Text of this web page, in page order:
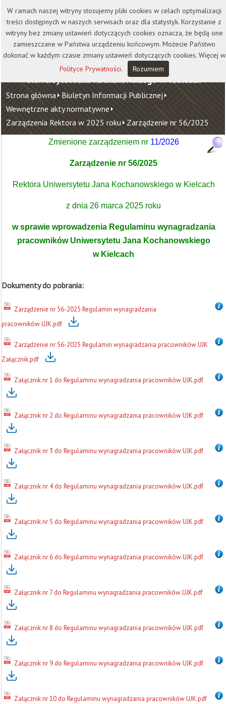
Kontakt Biblioteka
Wydawnictwo
Wirtualna Uczelnia
Uniwersytet Jana Kochanowskiego w Kielcach
Strona główna Biuletyn Informacji Publicznej
Wewnętrzne akty normatywne
Zarządzenia Rektora w 2025 roku Zarządzenie nr 56/2025
Zmienione zarządzeniem nr 11/2026
Zarządzenie nr 56/2025
Rektora Uniwersytetu Jana Kochanowskiego w Kielcach
z dnia 26 marca 2025 roku
w sprawie wprowadzenia Regulaminu wynagradzania
pracowników Uniwersytetu Jana Kochanowskiego
w Kielcach
Dokumenty do pobrania:
Zarządzenie nr 56-2025 Regulamin wynagradzania
pracowników UJK.pdf
Zarządzenie nr 56-2025 Regulamin wynagradzania pracowników UJK
Załącznik.pdf
Załącznik nr 1 do Regulaminu wynagradzania pracowników UJK.pdf
Załącznik nr 2 do Regulaminu wynagradzania pracowników UJK.pdf
Załącznik nr 3 do Regulaminu wynagradzania pracowników UJK.pdf
Załącznik nr 4 do Regulaminu wynagradzania pracowników UJK.pdf
Załącznik nr 5 do Regulaminu wynagradzania pracowników UJK.pdf
Załącznik nr 6 do Regulaminu wynagradzania pracowników UJK.pdf
Załącznik nr 7 do Regulaminu wynagradzania pracowników UJK.pdf
Załącznik nr 8 do Regulaminu wynagradzania pracowników UJK.pdf
Załącznik nr 9 do Regulaminu wynagradzania pracowników UJK.pdf
Załącznik nr 10 do Regulaminu wynagradzania pracowników UJK.pdf
W ramach naszej witryny stosujemy pliki cookies w celach optymalizacji
treści dostępnych w naszych serwisach oraz dla statystyk. Korzystanie z
witryny bez zmiany ustawień dotyczących cookies oznacza, że będą one
zamieszczane w Państwa urządzeniu końcowym. Możecie Państwo
dokonać w każdym czasie zmiany ustawień dotyczących cookies. Więcej w
Polityce Prywatności. Rozumiem